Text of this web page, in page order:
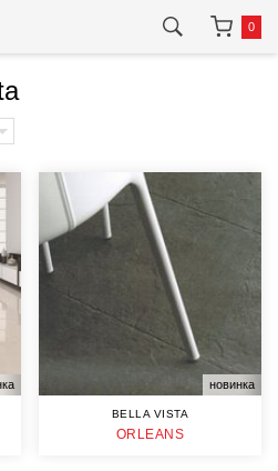
0
новинка
BELLA VISTA
ORLEANS